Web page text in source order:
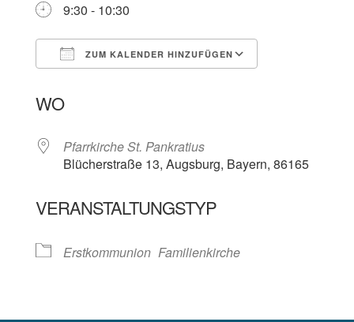
9:30 - 10:30
ZUM KALENDER HINZUFÜGEN
WO
Pfarrkirche St. Pankratius
Blücherstraße 13, Augsburg, Bayern, 86165
VERANSTALTUNGSTYP
Erstkommunion Familienkirche